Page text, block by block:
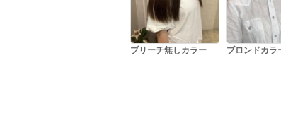
ブリーチ無しカラー ブロンドカラ